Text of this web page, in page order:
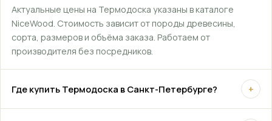
Актуальные цены на Термодоска указаны в каталоге
NiceWood. Стоимость зависит от породы древесины,
сорта, размеров и объёма заказа. Работаем от
производителя без посредников.
Где купить Термодоска в Санкт-Петербурге? +